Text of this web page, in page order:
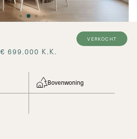
verkocht
€ 699.000 K.K.
Bovenwoning